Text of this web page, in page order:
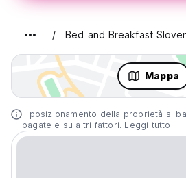
Bed and Breakfast
Mappa
Il posizionamento della proprietà si
pagate e su altri fattori. Leggi tutto